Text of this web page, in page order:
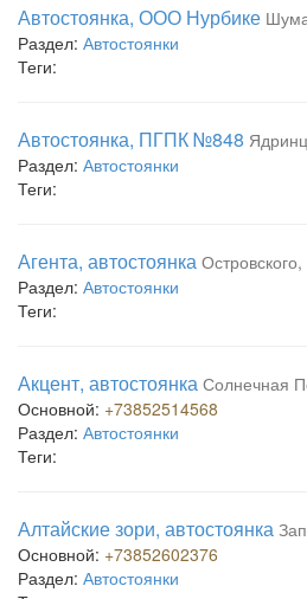
Автостоянка, ООО Нурбике
Раздел: Автостоянки
Теги:
Автостоянка, ПГПК №848
Раздел: Автостоянки
Теги:
Агента, автостоянка
Раздел: Автостоянки
Теги:
Акцент, автостоянка Солнечная
Основной: +73852514568
Раздел: Автостоянки
Теги:
Алтайские зори, автостоянка
Основной: +73852602376
Раздел: Автостоянки